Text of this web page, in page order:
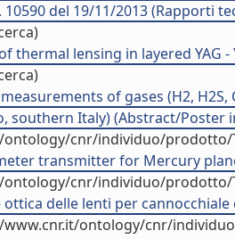
10590 del 19/11/2013
thermal lensing in layered YAG
of gases (H2,
southern Italy) (Abstract/Poster
cnr/individuo/prodotto/
transmitter for Mercury
cnr/individuo/prodotto/
delle lenti per
ontology/cnr/